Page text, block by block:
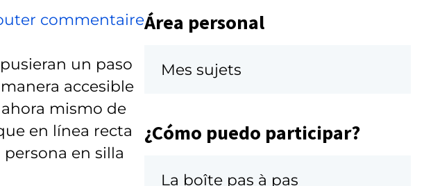
commentaire
un paso
accesible
mismo de
en línea recta
en silla
Área personal
Mes sujets
¿Cómo puedo participar?
La boîte pas à pas